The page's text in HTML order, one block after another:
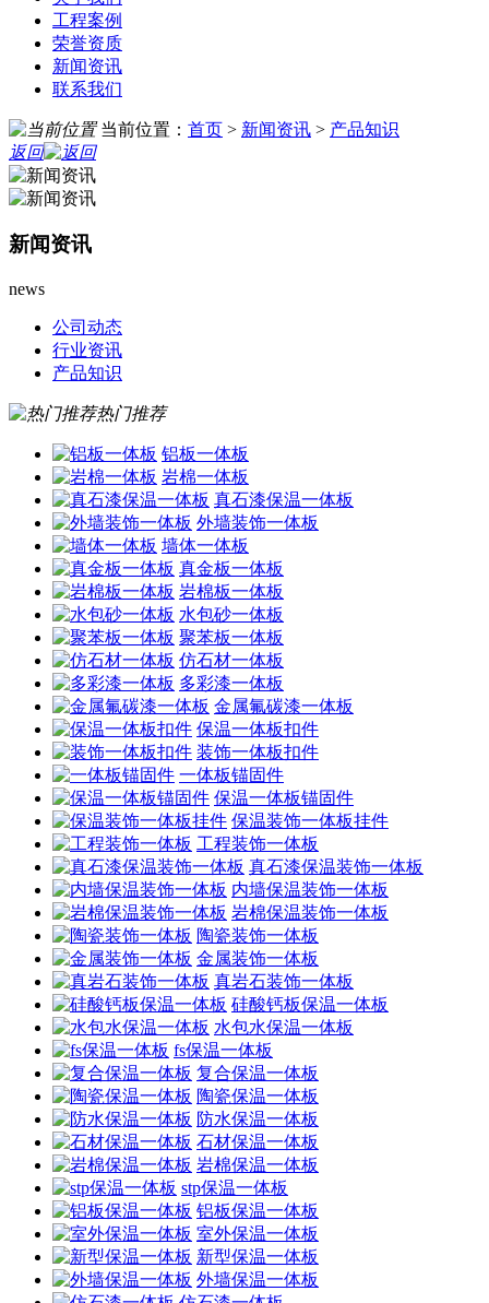
工程案例
荣誉资质
新闻资讯
联系我们
当前位置： 首页 > 新闻资讯 > 产品知识
返回
新闻资讯
news
公司动态
行业资讯
产品知识
热门推荐
铝板一体板
岩棉一体板
真石漆保温一体板
外墙装饰一体板
墙体一体板
真金板一体板
岩棉板一体板
水包砂一体板
聚苯板一体板
仿石材一体板
多彩漆一体板
金属氟碳漆一体板
保温一体板扣件
装饰一体板扣件
一体板锚固件
保温一体板锚固件
保温装饰一体板挂件
工程装饰一体板
真石漆保温装饰一体板
内墙保温装饰一体板
岩棉保温装饰一体板
陶瓷装饰一体板
金属装饰一体板
真岩石装饰一体板
硅酸钙板保温一体板
水包水保温一体板
fs保温一体板
复合保温一体板
陶瓷保温一体板
防水保温一体板
石材保温一体板
岩棉保温一体板
stp保温一体板
铝板保温一体板
室外保温一体板
新型保温一体板
外墙保温一体板